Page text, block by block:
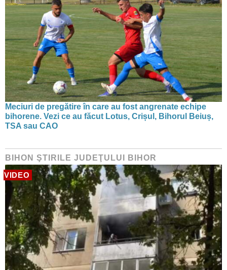
Meciuri de pregătire în care au fost angrenate echipe
bihorene. Vezi ce au făcut Lotus, Crișul, Bihorul Beiuș,
TSA sau CAO
BIHON ŞTIRILE JUDEŢULUI BIHOR
VIDEO